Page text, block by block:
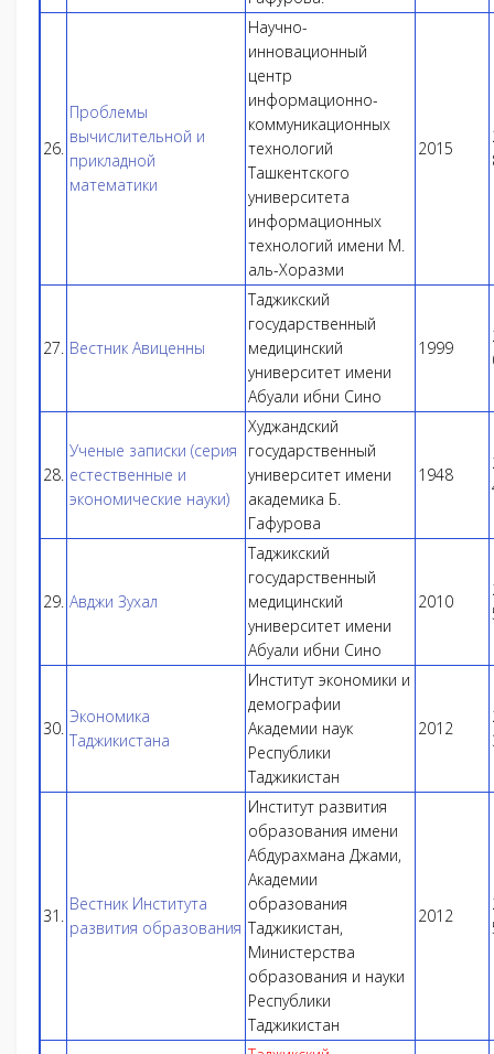
26.
Проблемы
вычислительной и
прикладной
математики
Научно-
инновационный
центр
информационно-
коммуникационных
технологий
Ташкентского
университета
информационных
технологий имени М.
аль-Хоразми
2015
27. Вестник Авиценны
Таджикский
государственный
медицинский
университет имени
Абуали ибни Сино
1999
28.
Ученые записки (серия
естественные и
экономические науки)
Худжандский
государственный
университет имени
академика Б.
Гафурова
1948
29. Авджи Зухал
Таджикский
государственный
медицинский
университет имени
Абуали ибни Сино
2010
30.
Экономика
Таджикистана
Институт экономики и
демографии
Академии наук
Республики
Таджикистан
2012
31.
Вестник Института
развития образования
Институт развития
образования имени
Абдурахмана Джами,
Академии
образования
Таджикистан,
Министерства
образования и науки
Республики
Таджикистан
2012